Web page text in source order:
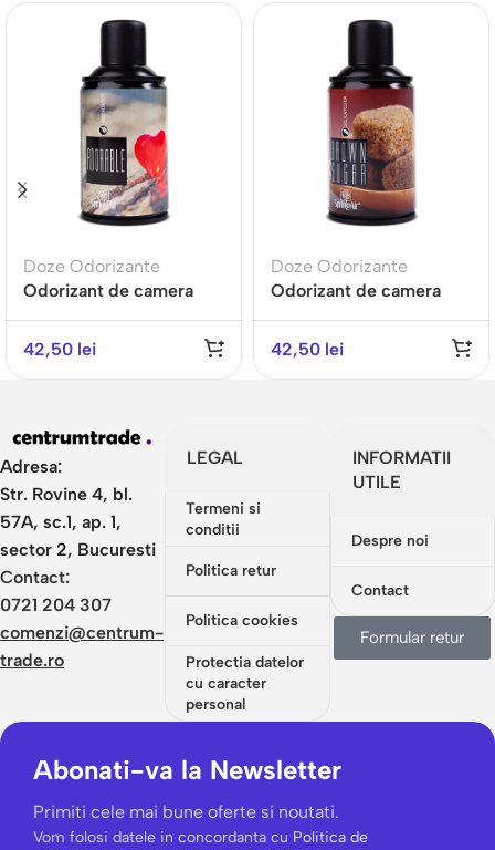
Doze Odorizante
Odorizant de camera
AROMATHERAPY
42,50 lei
Doze Odorizante
Odorizant de camera
DELICATESE
42,50 lei
Adresa:
Str. Rovine 4, bl.
57A, sc.1, ap. 1,
sector 2, Bucuresti
Contact:
0721 204 307
comenzi@centrum-
trade.ro
LEGAL
Termeni si
conditii
Politica retur
Politica cookies
Protectia datelor
cu caracter
personal
INFORMATII
UTILE
Despre noi
Contact
Formular retur
Abonati-va la Newsletter
Primiti cele mai bune oferte si noutati.
Vom folosi datele in concordanta cu Politica de